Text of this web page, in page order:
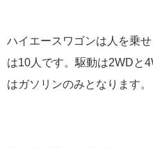
ハイエースワゴンは人を乗
は10人です。駆動は2WDと
はガソリンのみとなります。